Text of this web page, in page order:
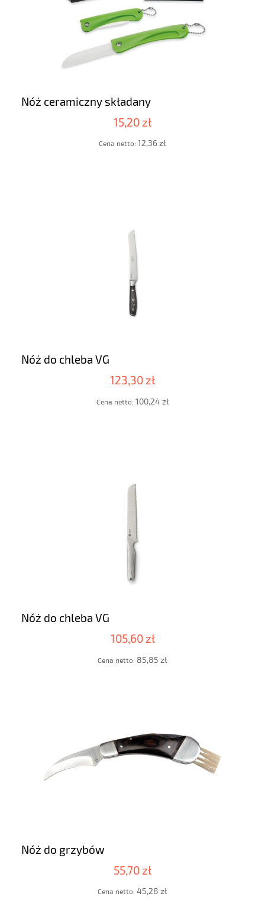
Nóż ceramiczny składany
15,20 zł
Cena netto: 12,36 zł
Nóż do chleba VG
123,30 zł
Cena netto: 100,24 zł
Nóż do chleba VG
105,60 zł
Cena netto: 85,85 zł
Nóż do grzybów
55,70 zł
Cena netto: 45,28 zł